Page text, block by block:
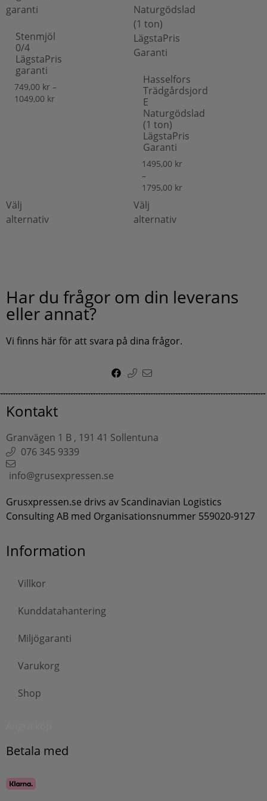
Stenmjöl
0/4
LägstaPris
garanti
749,00 kr –
1049,00 kr
Välj
alternativ
Hasselfors
Trädgårdsjord
E
Naturgödslad
(1 ton)
LägstaPris
Garanti
1495,00 kr
–
1795,00 kr
Välj
alternativ
Har du frågor om din leverans
eller annat?
Vi finns här för att svara på dina frågor.
Information
Villkor
Kunddatahantering
Miljögaranti
Varukorg
Shop
Betala med
Kontakt
Granvägen 1 B , 191 41 Sollentuna
076 345 9339
info@grusexpressen.se
Grusxpressen.se drivs av Scandinavian Logistics
Consulting AB med Organisationsnummer 559020-9127